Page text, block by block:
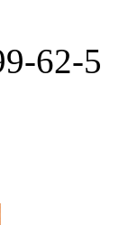
62-5